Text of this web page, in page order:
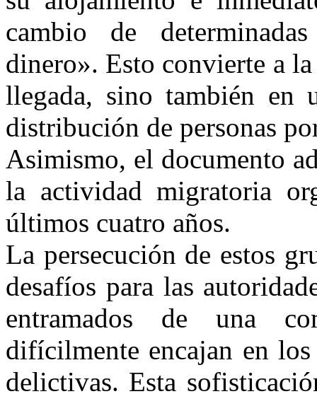
cambio de
dinero». Esto convierte a
llegada, sino también en
distribución de personas
Asimismo, el documento
la actividad migratoria
últimos cuatro años.
La persecución de estos
desafíos para las
entramados de una
difícilmente encajan en
delictivas. Esta